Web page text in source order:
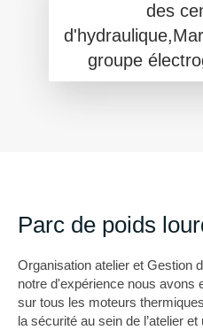
des
groupe
Parc de poids
Organisation atelier et Gestion
notre d'expérience nous avons
sur tous les moteurs
la sécurité au sein de l’atelier